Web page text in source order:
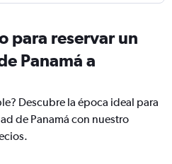
para reservar un
Panamá a
Descubre la época ideal para
de Panamá con nuestro